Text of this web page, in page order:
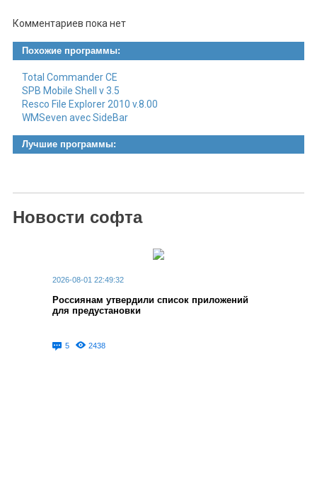
Комментариев пока нет
Похожие программы:
Total Commander CE
SPB Mobile Shell v 3.5
Resco File Explorer 2010 v.8.00
WMSeven avec SideBar
Лучшие программы:
Новости софта
2026-08-01 22:49:32
Россиянам утвердили список приложений
для предустановки
5 2438